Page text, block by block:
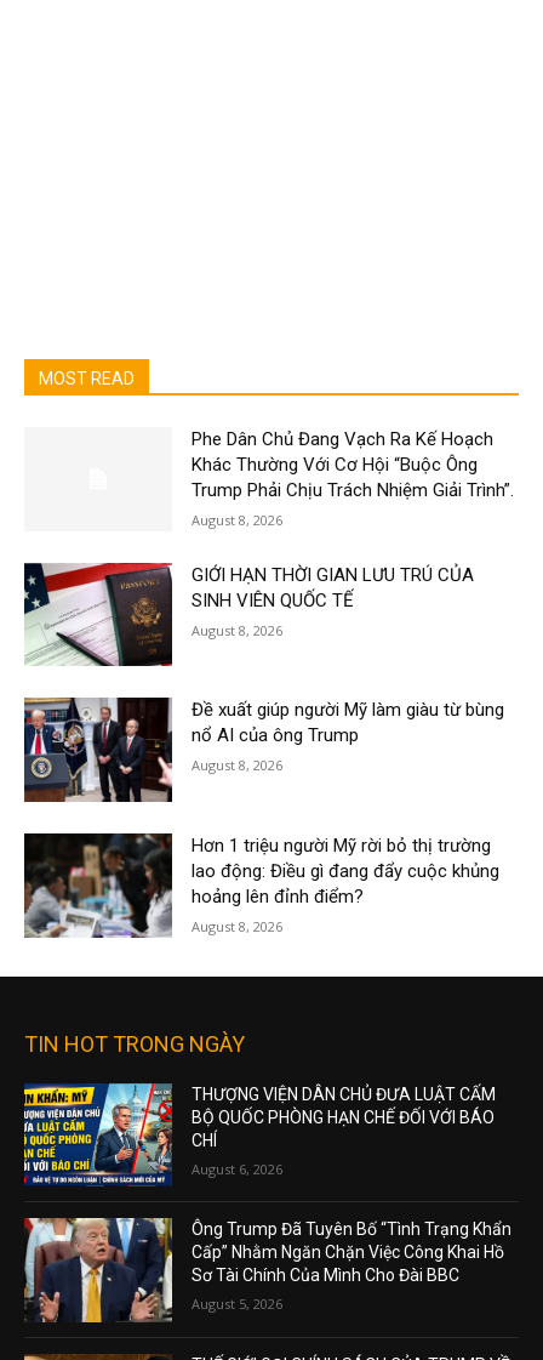
MOST READ
Phe Dân Chủ Đang Vạch Ra Kế Hoạch
Khác Thường Với Cơ Hội “Buộc Ông
Trump Phải Chịu Trách Nhiệm Giải Trình”.
August 8, 2026
GIỚI HẠN THỜI GIAN LƯU TRÚ CỦA
SINH VIÊN QUỐC TẾ
August 8, 2026
Đề xuất giúp người Mỹ làm giàu từ bùng
nổ AI của ông Trump
August 8, 2026
Hơn 1 triệu người Mỹ rời bỏ thị trường
lao động: Điều gì đang đẩy cuộc khủng
hoảng lên đỉnh điểm?
August 8, 2026
TIN HOT TRONG NGÀY
THƯỢNG VIỆN DÂN CHỦ ĐƯA LUẬT CẤM
BỘ QUỐC PHÒNG HẠN CHẾ ĐỐI VỚI BÁO
CHÍ
August 6, 2026
Ông Trump Đã Tuyên Bố “Tình Trạng Khẩn
Cấp” Nhằm Ngăn Chặn Việc Công Khai Hồ
Sơ Tài Chính Của Mình Cho Đài BBC
August 5, 2026